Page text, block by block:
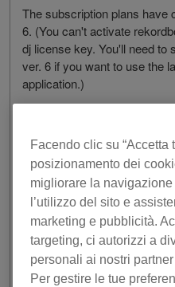
The subscription plans have
6. (You can't activate
dj license key. You'll need to
ver. 6 if you want to use the
application.)
IMPROVED
Shorter startup time.
FIXED
The CFX FILTER was
off on the display when
Improved stability and
Facendo clic su “Accetta
posizionamento dei
migliorare la
l’utilizzo del sito e
marketing e pubblicità.
targeting, ci autorizzi a
personali ai nostri
Per gestire le tue